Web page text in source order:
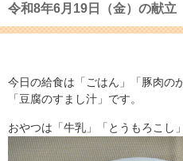
令和8年6月19日（金）の献立
今日の給食は「ごはん」「豚肉の
「豆腐のすまし汁」です。
おやつは「牛乳」「とうもろこし